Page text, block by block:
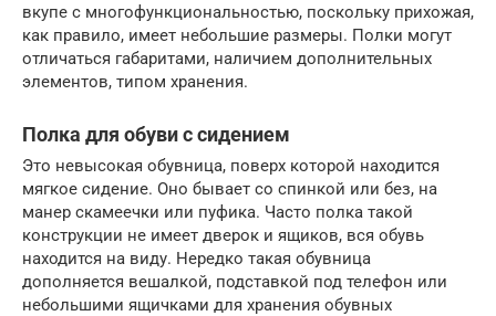
вкупе с многофункциональностью, поскольку прихожая,
как правило, имеет небольшие размеры. Полки могут
отличаться габаритами, наличием дополнительных
элементов, типом хранения.
Полка для обуви с сидением
Это невысокая обувница, поверх которой находится
мягкое сидение. Оно бывает со спинкой или без, на
манер скамеечки или пуфика. Часто полка такой
конструкции не имеет дверок и ящиков, вся обувь
находится на виду. Нередко такая обувница
дополняется вешалкой, подставкой под телефон или
небольшими ящичками для хранения обувных